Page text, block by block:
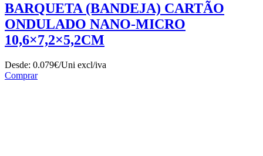
BARQUETA (BANDEJA) CARTÃO
ONDULADO NANO-MICRO
10,6×7,2×5,2CM
Desde: 0.079€/Uni excl/iva
Comprar